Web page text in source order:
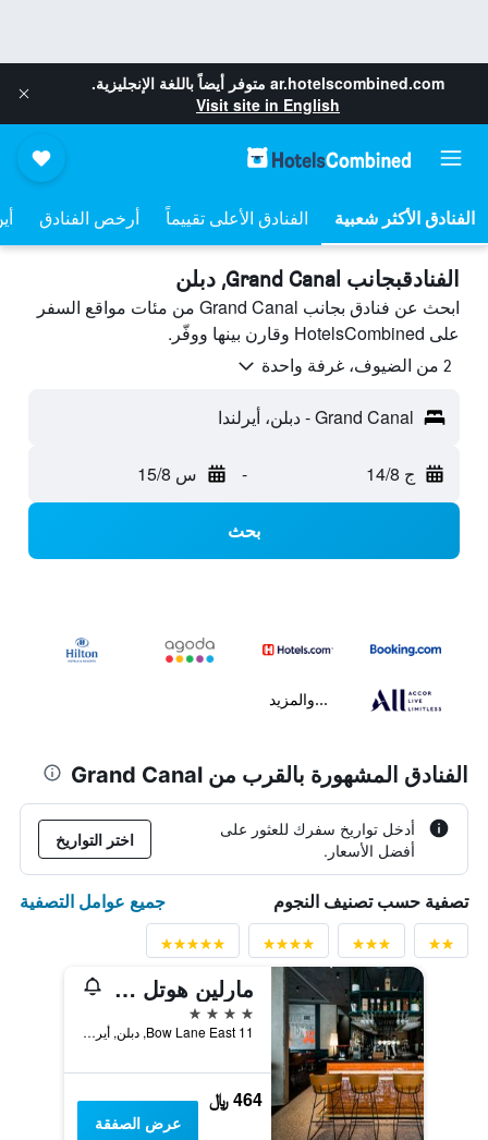
ar.hotelscombined.com متوفر أيضاً باللغة الإنجليزية.
Visit site in English
الفنادق الأعلى تقييماً أرخص الفنادق
الفنادقبجانب Grand Canal, دبلن
ابحث عن فنادق بجانب Grand Canal من مئات مواقع السفر
على HotelsCombined وقارن بينها ووفّر.
2 من الضيوف، غرفة واحدة
Grand Canal - دبلن، أيرلندا
ج 14/8 - س 15/8
بحث
...والمزيد
الفنادق المشهورة بالقرب من Grand Canal
أدخل تواريخ سفرك للعثور على
أفضل الأسعار.
اختر التواريخ
تصفية حسب تصنيف النجوم جميع عوامل التصفية
مارلين هوتل ستيفينز جرين
4 نجوم
11 Bow Lane East, دبلن, أيرلندا
464 ﷼
عرض الصفقة